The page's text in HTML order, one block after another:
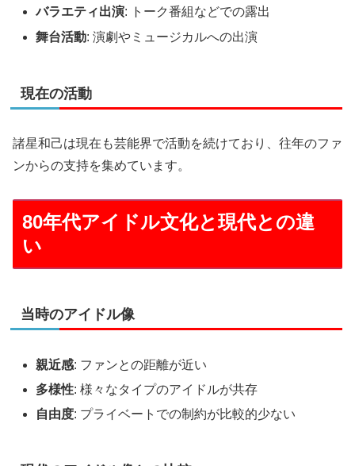
バラエティ出演: トーク番組などでの露出
舞台活動: 演劇やミュージカルへの出演
現在の活動
諸星和己は現在も芸能界で活動を続けており、往年のファ
ンからの支持を集めています。
80年代アイドル文化と現代との違
い
当時のアイドル像
親近感: ファンとの距離が近い
多様性: 様々なタイプのアイドルが共存
自由度: プライベートでの制約が比較的少ない